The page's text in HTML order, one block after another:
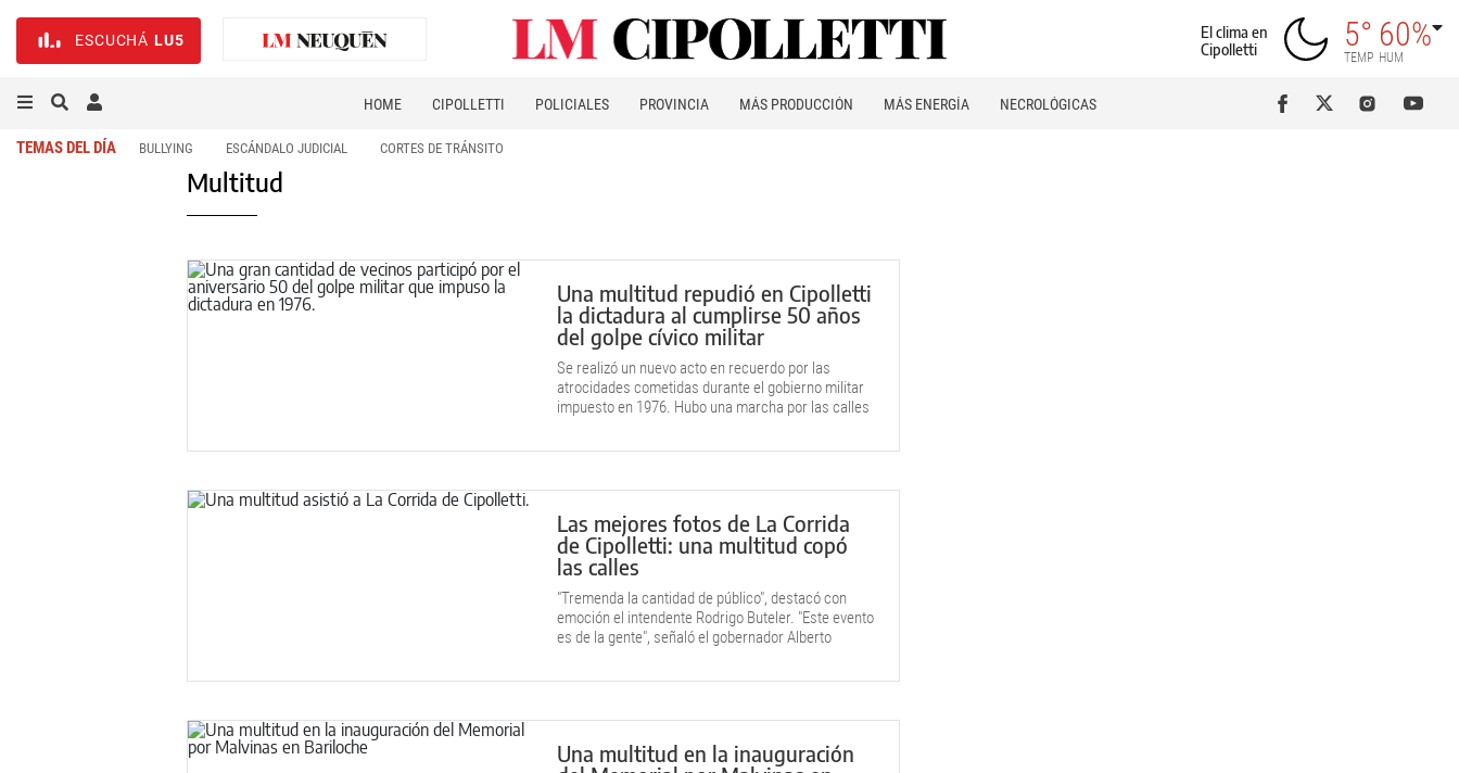
ESCUCHÁ LU5
El clima en
Cipolletti
5°
TEMP
60%
HUM
HOME CIPOLLETTI POLICIALES PROVINCIA MÁS PRODUCCIÓN MÁS ENERGÍA NECROLÓGICAS
TEMAS DEL DÍA BULLYING ESCÁNDALO JUDICIAL CORTES DE TRÁNSITO
Multitud
Una multitud repudió en Cipolletti
la dictadura al cumplirse 50 años
del golpe cívico militar
Se realizó un nuevo acto en recuerdo por las
atrocidades cometidas durante el gobierno militar
impuesto en 1976. Hubo una marcha por las calles
Las mejores fotos de La Corrida
de Cipolletti: una multitud copó
las calles
"Tremenda la cantidad de público", destacó con
emoción el intendente Rodrigo Buteler. "Este evento
es de la gente", señaló el gobernador Alberto
Una multitud en la inauguración